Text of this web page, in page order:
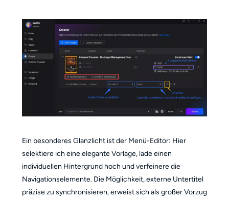
Ein besonderes Glanzlicht ist der Menü-Editor: Hier
selektiere ich eine elegante Vorlage, lade einen
individuellen Hintergrund hoch und verfeinere die
Navigationselemente. Die Möglichkeit, externe Untertitel
präzise zu synchronisieren, erweist sich als großer Vorzug